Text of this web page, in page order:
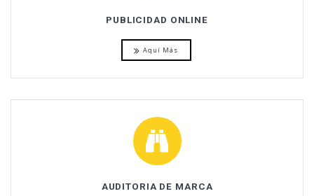
PUBLICIDAD ONLINE
Aquí Más
AUDITORIA DE MARCA